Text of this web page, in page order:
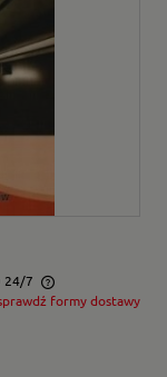
24/7
formy dostawy